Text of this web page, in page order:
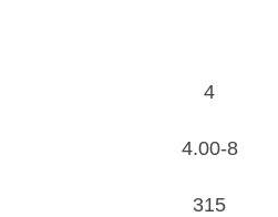
4
4.00-8
315